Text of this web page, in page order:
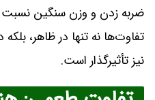
ضربه زدن و وزن سنگین نسبت
تفاوت‌ها نه تنها در ظاهر،
نیز تأثیرگذار است.